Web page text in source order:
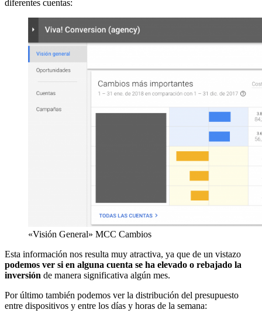
diferentes cuentas:
«Visión General» MCC Cambios
Esta información nos resulta muy atractiva, ya que de un vistazo
podemos ver si en alguna cuenta se ha elevado o rebajado la
inversión de manera significativa algún mes.
Por último también podemos ver la distribución del presupuesto
entre dispositivos y entre los días y horas de la semana: